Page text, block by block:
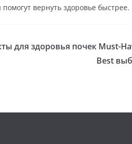
вернуть здоровье быстрее.
для здоровья почек Must-
Best